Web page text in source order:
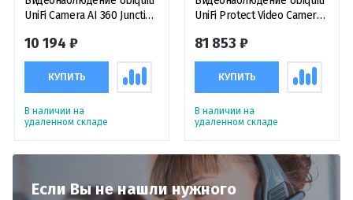
UniFi Camera AI 360 Junction
монтажная коробка для
камеры UVC-AI-360-W
10 194 ₽
КУПИТЬ
В наличии на
удаленном складе
UniFi Protect Video Camera
360°) белая IP-
видеокамера
81 853 ₽
КУПИТЬ
В наличии на
удаленном складе
Если Вы не нашли нужного